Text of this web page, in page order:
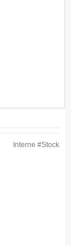
Interne #Stock